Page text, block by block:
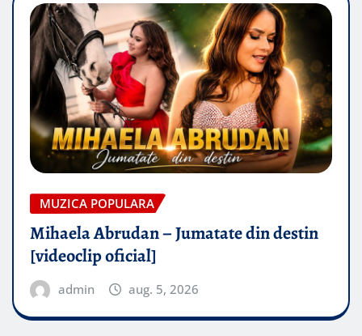
MUZICA POPULARA
Mihaela Abrudan – Jumatate din destin
[videoclip oficial]
admin aug. 5, 2026